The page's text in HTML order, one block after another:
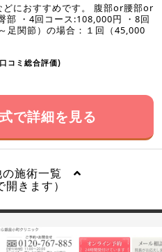
におすすめです。 腹部or腰部or
・4回コース:108,000円 ・8回
足関節）の場合：１回（45,000
コミ総合評価)
で詳細を見る
の施術一覧
開きます）